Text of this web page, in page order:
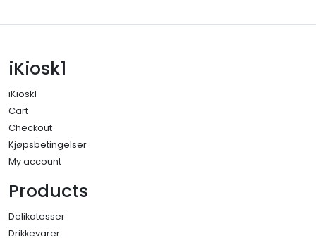
iKiosk1
iKiosk1
Cart
Checkout
Kjøpsbetingelser
My account
Products
Delikatesser
Drikkevarer